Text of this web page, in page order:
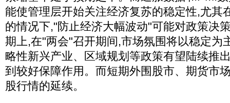
能使管理层开始关注经济复苏的稳定性,尤其
的情况下,"防止经济大幅波动"可能对政策决
期上,在"两会"召开期间,市场氛围将以稳定为
略性新兴产业、区域规划等政策有望陆续推
到较好保障作用。而短期外围股市、期货市
股行情的延续。